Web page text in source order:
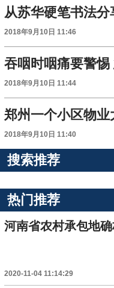
从苏华硬笔书法
2018年9月10日 11:46
吞咽时咽痛要警
2018年9月10日 11:44
郑州一个小区物
2018年9月10日 11:40
搜索推荐
热门推荐
河南省农村承包地
2020-11-04 11:14:29